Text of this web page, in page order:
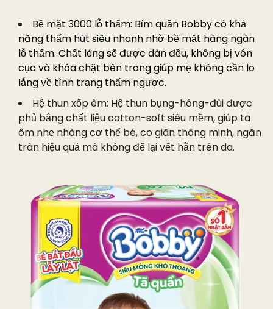
Bề mặt 3000 lỗ thấm: Bỉm quần Bobby có khả
năng thấm hút siêu nhanh nhờ bề mặt hàng ngàn
lỗ thấm. Chất lỏng sẽ được dàn đều, không bị vón
cục và khóa chặt bên trong giúp mẹ không cần lo
lắng về tình trạng thấm ngược.
Hệ thun xốp êm: Hệ thun bụng-hông-đùi được
phủ bằng chất liệu cotton-soft siêu mềm, giúp tã
ôm nhẹ nhàng cơ thể bé, co giãn thông minh, ngăn
tràn hiệu quả mà không để lại vết hằn trên da.